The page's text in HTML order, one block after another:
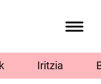
Iritzia